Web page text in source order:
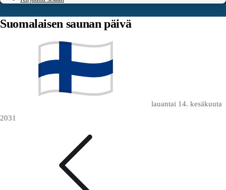
Suomalaisen saunan päivä
lauantai 14. kesäkuuta
2031